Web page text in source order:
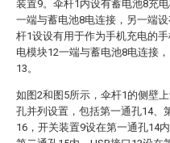
装置9。伞杆1内设有蓄电池8充
一端与蓄电池8电连接，另一端
杆1设设有用于作为手机充电的
电模块12一端与蓄电池8电连接
13。
如图2和图5所示，伞杆1的侧壁
孔并列设置，包括第一通孔14、
16，开关装置9设在第一通孔14